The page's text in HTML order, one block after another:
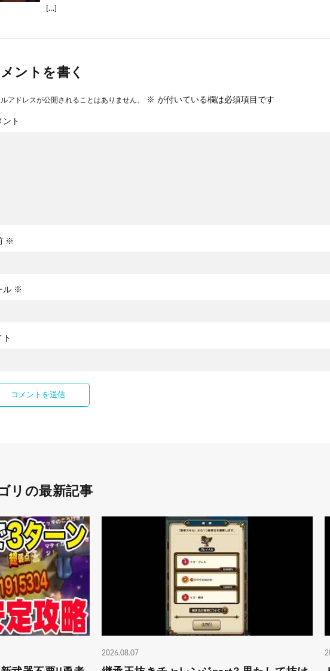
[…]
ントを書く
ルアドレスが公開されることはありません。 ※ が付いている欄は必須項目です
ント
※
ル ※
ト
リの最新記事
2026.08.07